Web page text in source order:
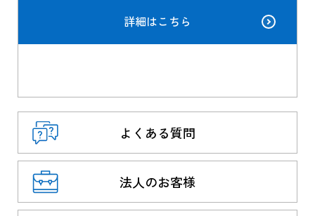
詳細はこちら
よくある質問
法人のお客様